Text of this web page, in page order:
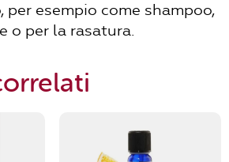
per esempio come shampoo,
o per la rasatura.